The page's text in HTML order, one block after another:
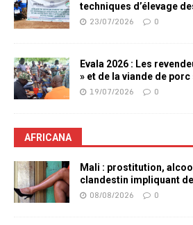
techniques d’élevage
23/07/2026 0
Evala 2026 : Les
» et de la viande de
19/07/2026 0
AFRICANA
Mali : prostitution,
clandestin impliquant
08/08/2026 0